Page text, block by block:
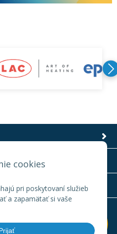
cookies
pri poskytovaní služieb
a zapamätať si vaše